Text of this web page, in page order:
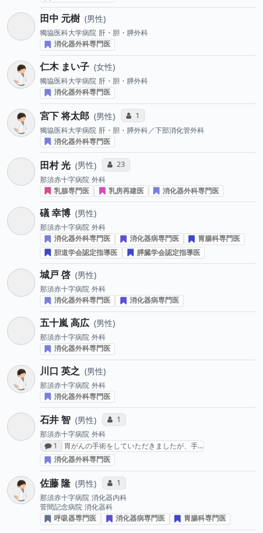
田中 元樹 男性
獨協医科大学病院 肝・胆・膵外科
消化器外科専門医
仁木 まい子 女性
獨協医科大学病院 肝・胆・膵外科
消化器外科専門医
宮下 将太郎 男性 コミュニケーション・タイプ投票数
1
獨協医科大学病院 肝・胆・膵外科／下部消化管外科
消化器外科専門医
田村 光 男性 コミュニケーション・タイプ投票数
23
那須赤十字病院 外科
乳腺専門医
乳房再建医 消化器外科専門医
礒 幸博 男性
那須赤十字病院 外科
消化器外科専門医
消化器病専門医
胃腸科専門医
胆道学会認定指導医
膵臓学会認定指導医
城戸 啓 男性
那須赤十字病院 外科
消化器外科専門医
消化器病専門医
五十嵐 高広 男性
那須赤十字病院 外科
消化器外科専門医
川口 英之 男性
那須赤十字病院 外科
消化器外科専門医
石井 智 男性 コミュニケーション・タイプ投票数
1
那須赤十字病院 外科
感想投稿数
1
胃がんの手術をしていただきましたが、手…
消化器外科専門医
佐藤 隆 男性 コミュニケーション・タイプ投票数
1
那須赤十字病院 消化器内科
菅間記念病院 消化器科
呼吸器専門医
消化器病専門医 胃腸科専門医